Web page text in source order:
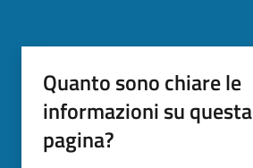
Quanto sono chiare le
informazioni su questa
pagina?